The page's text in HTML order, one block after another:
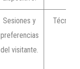
Sesiones y
preferencias
del visitante.
Técnica.